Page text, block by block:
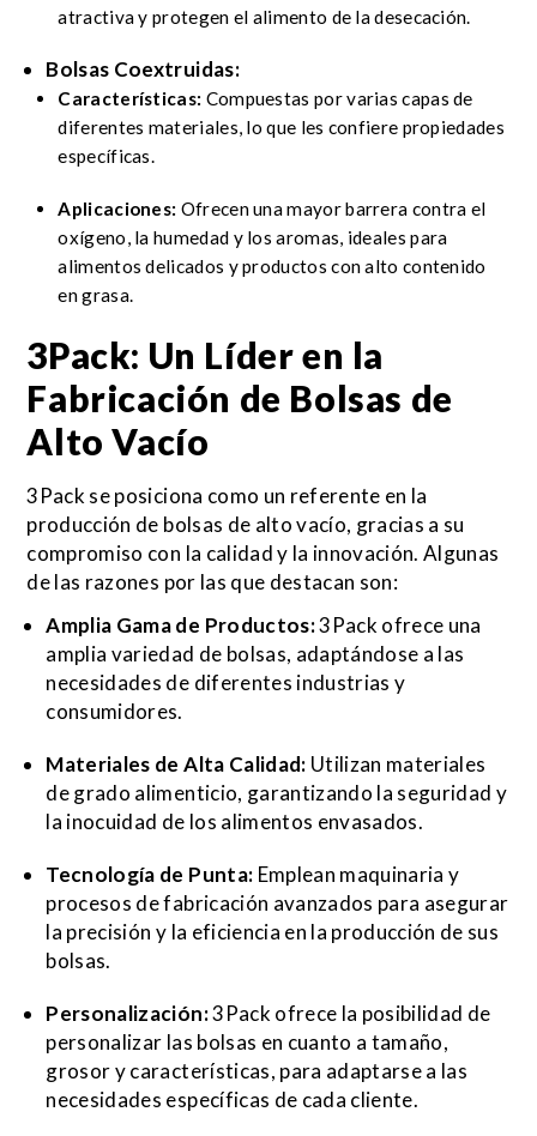
atractiva y protegen el alimento de la desecación.
Bolsas Coextruidas:
Características: Compuestas por varias capas de
diferentes materiales, lo que les confiere propiedades
específicas.
Aplicaciones: Ofrecen una mayor barrera contra el
oxígeno, la humedad y los aromas, ideales para
alimentos delicados y productos con alto contenido
en grasa.
3Pack: Un Líder en la
Fabricación de Bolsas de
Alto Vacío
3Pack se posiciona como un referente en la
producción de bolsas de alto vacío, gracias a su
compromiso con la calidad y la innovación. Algunas
de las razones por las que destacan son:
Amplia Gama de Productos:3Pack ofrece una
amplia variedad de bolsas, adaptándose a las
necesidades de diferentes industrias y
consumidores.
Materiales de Alta Calidad: Utilizan materiales
de grado alimenticio, garantizando la seguridad y
la inocuidad de los alimentos envasados.
Tecnología de Punta: Emplean maquinaria y
procesos de fabricación avanzados para asegurar
la precisión y la eficiencia en la producción de sus
bolsas.
Personalización:3Pack ofrece la posibilidad de
personalizar las bolsas en cuanto a tamaño,
grosor y características, para adaptarse a las
necesidades específicas de cada cliente.